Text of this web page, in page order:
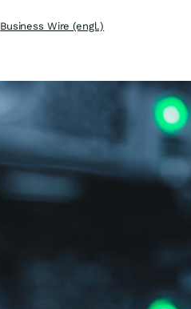
Business Wire (engl.)